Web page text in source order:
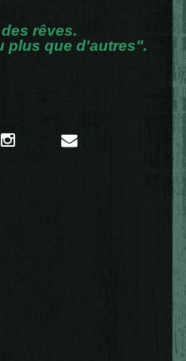
rêves.
plus que d'autres".